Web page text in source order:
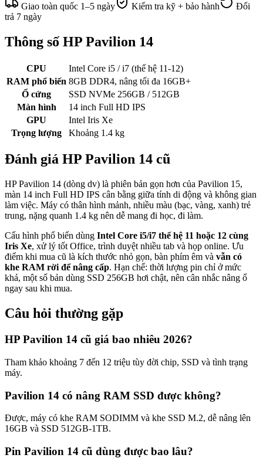
Giao toàn quốc 1–5 ngày Kiểm tra kỹ + bảo hành
Đổi
trả 7 ngày
Thông số HP Pavilion 14
CPU
Intel Core i5 / i7 (thế hệ 11-12)
RAM phổ biến 8GB DDR4, nâng tối đa 16GB+
Ổ cứng
SSD NVMe 256GB / 512GB
Màn hình
14 inch Full HD IPS
GPU
Intel Iris Xe
Trọng lượng
Khoảng 1.4 kg
Đánh giá HP Pavilion 14 cũ
HP Pavilion 14 (dòng dv) là phiên bản gọn hơn của Pavilion 15,
màn 14 inch Full HD IPS cân bằng giữa tính di động và không gian
làm việc. Máy có thân hình mảnh, nhiều màu (bạc, vàng, xanh) trẻ
trung, nặng quanh 1.4 kg nên dễ mang đi học, đi làm.
Cấu hình phổ biến dùng Intel Core i5/i7 thế hệ 11 hoặc 12 cùng
Iris Xe, xử lý tốt Office, trình duyệt nhiều tab và họp online. Ưu
điểm khi mua cũ là kích thước nhỏ gọn, bàn phím êm và vẫn có
khe RAM rời để nâng cấp. Hạn chế: thời lượng pin chỉ ở mức
khá, một số bản dùng SSD 256GB hơi chật, nên cân nhắc nâng ổ
ngay sau khi mua.
Câu hỏi thường gặp
HP Pavilion 14 cũ giá bao nhiêu 2026?
Tham khảo khoảng 7 đến 12 triệu tùy đời chip, SSD và tình trạng
máy.
Pavilion 14 có nâng RAM SSD được không?
Được, máy có khe RAM SODIMM và khe SSD M.2, dễ nâng lên
16GB và SSD 512GB-1TB.
Pin Pavilion 14 cũ dùng được bao lâu?